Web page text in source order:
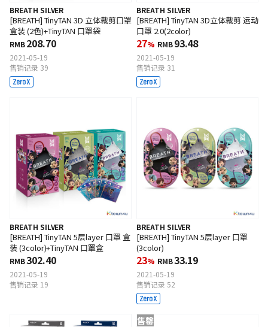
BREATH SILVER
[BREATH] TinyTAN 3D 立体裁剪口罩
盒装 (2色)+TinyTAN 口罩袋
RMB208.70
2021-05-19
售销记录 39
BREATH SILVER
[BREATH] TinyTAN 3D立体裁剪 运动
口罩 2.0(2color)
27% RMB93.48
2021-05-19
售销记录 31
BREATH SILVER
[BREATH] TinyTAN 5层layer 口罩 盒
装 (3color)+TinyTAN 口罩盒
RMB302.40
2021-05-19
售销记录 19
BREATH SILVER
[BREATH] TinyTAN 5层layer 口罩
(3color)
23% RMB33.19
2021-05-19
售销记录 52
售罄